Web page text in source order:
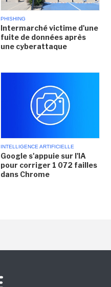
PHISHING
Intermarché victime d'une
fuite de données après
une cyberattaque
INTELLIGENCE ARTIFICIELLE
Google s'appuie sur l'IA
pour corriger 1 072 failles
dans Chrome